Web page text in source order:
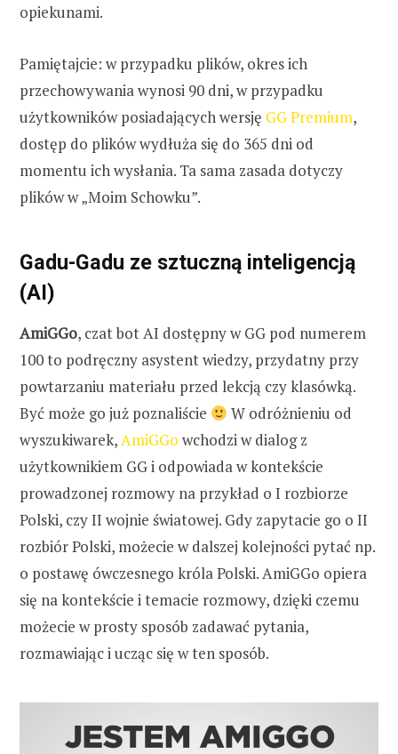
opiekunami.
Pamiętajcie: w przypadku plików, okres ich
przechowywania wynosi 90 dni, w przypadku
użytkowników posiadających wersję GG Premium,
dostęp do plików wydłuża się do 365 dni od
momentu ich wysłania. Ta sama zasada dotyczy
plików w „Moim Schowku”.
Gadu-Gadu ze sztuczną inteligencją
(AI)
AmiGGo, czat bot AI dostępny w GG pod numerem
100 to podręczny asystent wiedzy, przydatny przy
powtarzaniu materiału przed lekcją czy klasówką.
Być może go już poznaliście
W odróżnieniu od
wyszukiwarek,AmiGGo wchodzi w dialog z
użytkownikiem GG i odpowiada w kontekście
prowadzonej rozmowy na przykład o I rozbiorze
Polski, czy II wojnie światowej. Gdy zapytacie go o II
rozbiór Polski, możecie w dalszej kolejności pytać np.
o postawę ówczesnego króla Polski. AmiGGo opiera
się na kontekście i temacie rozmowy, dzięki czemu
możecie w prosty sposób zadawać pytania,
rozmawiając i ucząc się w ten sposób.